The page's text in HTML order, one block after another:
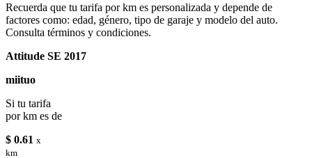
Recuerda que tu tarifa por km es personalizada y depende de
factores como: edad, género, tipo de garaje y modelo del auto.
Consulta términos y condiciones.
Attitude SE 2017
miituo
Si tu tarifa
por km es de
$ 0.61 x
km